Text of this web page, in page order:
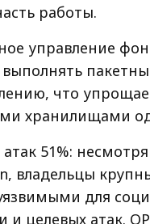
работы.
управление
выполнять
что
хранилищами
51%:
владельцы
для
и целевых атак.